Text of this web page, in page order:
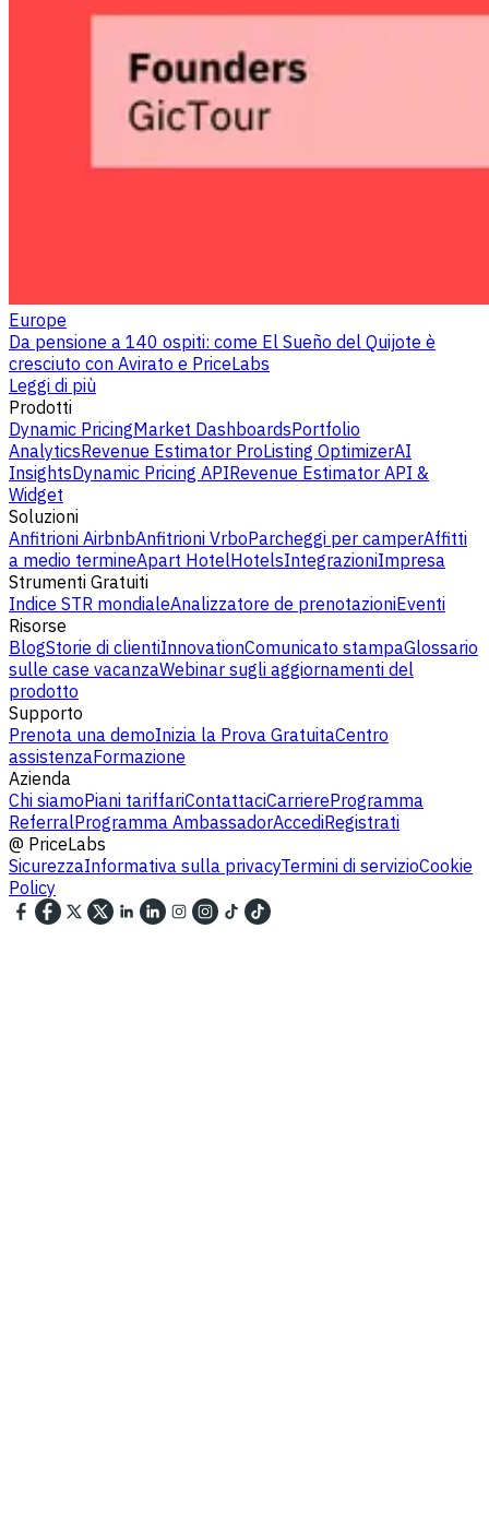
Europe
Da pensione a 140 ospiti: come El Sueño del Quijote è
cresciuto con Avirato e PriceLabs
Leggi di più
Prodotti
Dynamic PricingMarket DashboardsPortfolio
AnalyticsRevenue Estimator ProListing OptimizerAI
InsightsDynamic Pricing APIRevenue Estimator API &
Widget
Soluzioni
Anfitrioni AirbnbAnfitrioni VrboParcheggi per camperAffitti
a medio termineApart HotelHotelsIntegrazioniImpresa
Strumenti Gratuiti
Indice STR mondialeAnalizzatore de prenotazioniEventi
Risorse
BlogStorie di clientiInnovationComunicato stampaGlossario
sulle case vacanzaWebinar sugli aggiornamenti del
prodotto
Supporto
Prenota una demoInizia la Prova GratuitaCentro
assistenzaFormazione
Azienda
Chi siamoPiani tariffariContattaciCarriereProgramma
ReferralProgramma AmbassadorAccediRegistrati
@ PriceLabs
SicurezzaInformativa sulla privacyTermini di servizioCookie
Policy